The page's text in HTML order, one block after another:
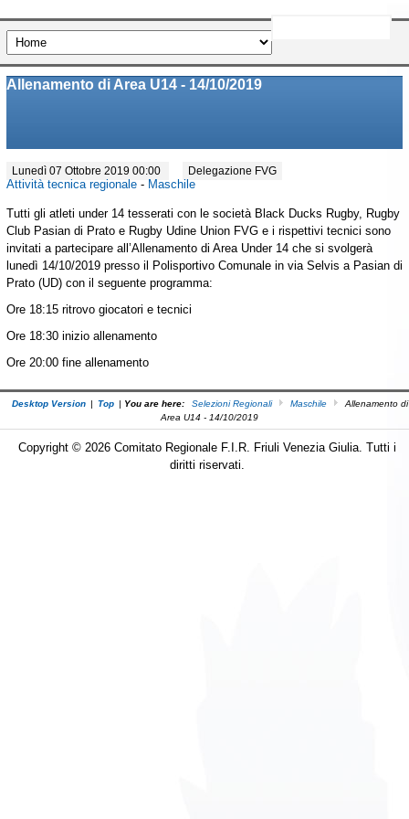
Allenamento di Area U14 - 14/10/2019
Lunedì 07 Ottobre 2019 00:00 Delegazione FVG
Attività tecnica regionale - Maschile
Tutti gli atleti under 14 tesserati con le società Black Ducks Rugby, Rugby
Club Pasian di Prato e Rugby Udine Union FVG e i rispettivi tecnici sono
invitati a partecipare all’Allenamento di Area Under 14 che si svolgerà
lunedì 14/10/2019 presso il Polisportivo Comunale in via Selvis a Pasian di
Prato (UD) con il seguente programma:
Ore 18:15 ritrovo giocatori e tecnici
Ore 18:30 inizio allenamento
Ore 20:00 fine allenamento
Desktop Version | Top | You are here: Selezioni Regionali Maschile
Allenamento di
Area U14 - 14/10/2019
Copyright © 2026 Comitato Regionale F.I.R. Friuli Venezia Giulia. Tutti i
diritti riservati.